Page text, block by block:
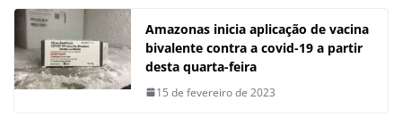
Amazonas inicia aplicação de vacina
bivalente contra a covid-19 a partir
desta quarta-feira
15 de fevereiro de 2023